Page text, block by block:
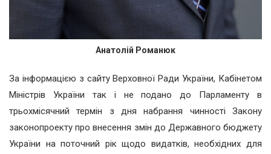
Анатолій Романюк
За інформацією з сайту Верховної Ради України, Кабінетом
Міністрів України так і не подано до Парламенту в
трьохмісячний термін з дня набрання чинності Закону
законопроекту про внесення змін до Державного бюджету
України на поточний рік щодо видатків, необхідних для